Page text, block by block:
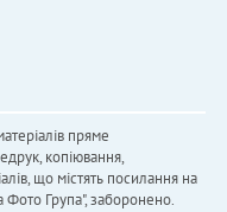
пряме
копіювання,
що містять посилання на
Фото Група", заборонено.